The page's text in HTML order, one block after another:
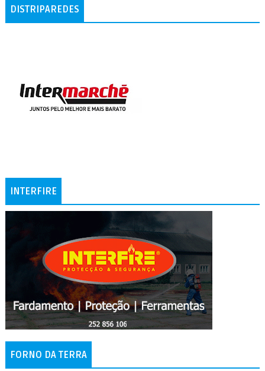
DISTRIPAREDES
INTERFIRE
FORNO DA TERRA